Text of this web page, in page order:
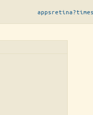
appsretina?